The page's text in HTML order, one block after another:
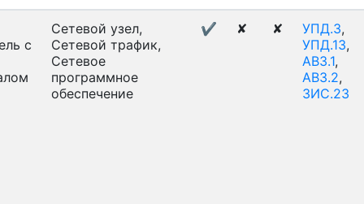
с
Сетевой узел,
Сетевой трафик,
Сетевое
программное
обеспечение
✔ ✘ ✘ УПД.3,
УПД.13,
АВЗ.1,
АВЗ.2,
ЗИС.23